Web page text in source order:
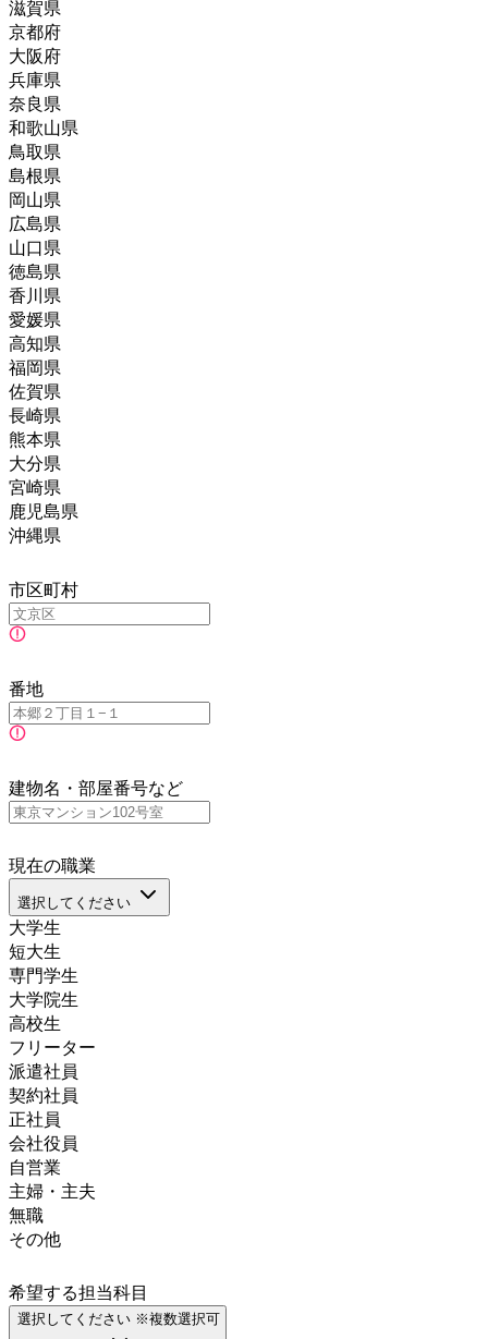
滋賀県
京都府
大阪府
兵庫県
奈良県
和歌山県
鳥取県
島根県
岡山県
広島県
山口県
徳島県
香川県
愛媛県
高知県
福岡県
佐賀県
長崎県
熊本県
大分県
宮崎県
鹿児島県
沖縄県
市区町村
番地
建物名・部屋番号など
現在の職業
選択してください
大学生
短大生
専門学生
大学院生
高校生
フリーター
派遣社員
契約社員
正社員
会社役員
自営業
主婦・主夫
無職
その他
希望する担当科目
選択してください ※複数選択可